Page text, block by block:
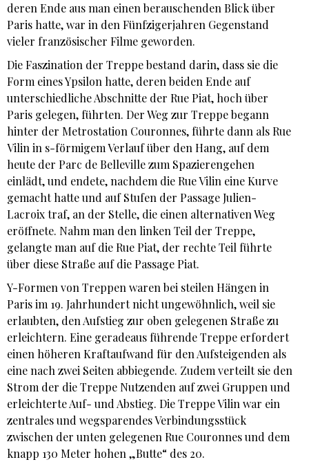
deren Ende aus man einen berauschenden Blick über
Paris hatte, war in den Fünfzigerjahren Gegenstand
vieler französischer Filme geworden.
Die Faszination der Treppe bestand darin, dass sie die
Form eines Ypsilon hatte, deren beiden Ende auf
unterschiedliche Abschnitte der Rue Piat, hoch über
Paris gelegen, führten. Der Weg zur Treppe begann
hinter der Metrostation Couronnes, führte dann als Rue
Vilin in s-förmigem Verlauf über den Hang, auf dem
heute der Parc de Belleville zum Spazierengehen
einlädt, und endete, nachdem die Rue Vilin eine Kurve
gemacht hatte und auf Stufen der Passage Julien-
Lacroix traf, an der Stelle, die einen alternativen Weg
eröffnete. Nahm man den linken Teil der Treppe,
gelangte man auf die Rue Piat, der rechte Teil führte
über diese Straße auf die Passage Piat.
Y-Formen von Treppen waren bei steilen Hängen in
Paris im 19. Jahrhundert nicht ungewöhnlich, weil sie
erlaubten, den Aufstieg zur oben gelegenen Straße zu
erleichtern. Eine geradeaus führende Treppe erfordert
einen höheren Kraftaufwand für den Aufsteigenden als
eine nach zwei Seiten abbiegende. Zudem verteilt sie den
Strom der die Treppe Nutzenden auf zwei Gruppen und
erleichterte Auf- und Abstieg. Die Treppe Vilin war ein
zentrales und wegsparendes Verbindungsstück
zwischen der unten gelegenen Rue Couronnes und dem
knapp 130 Meter hohen „Butte“ des 20.